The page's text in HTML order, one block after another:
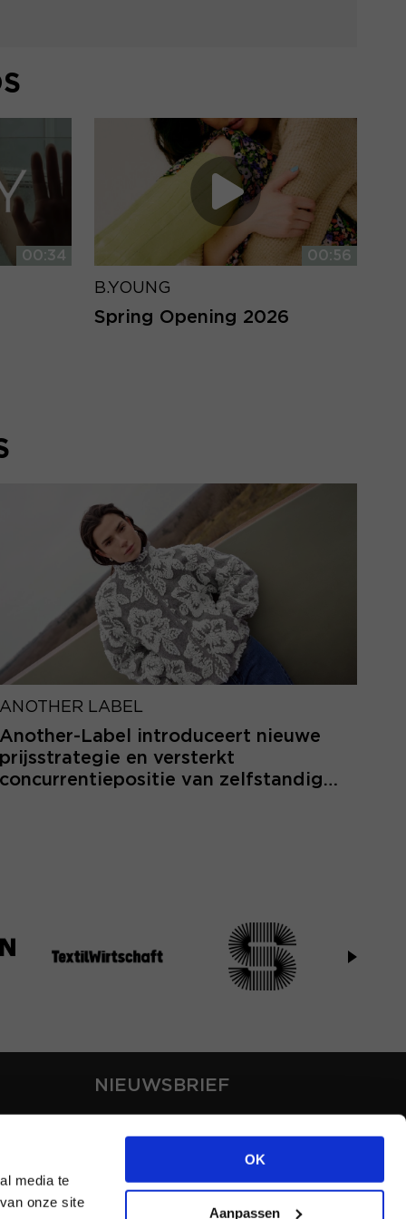
media te
onze site
OK
Aanpassen
00:34 00:56
B.YOUNG
Spring Opening 2026
ANOTHER LABEL
Another-Label introduceert nieuwe
prijsstrategie en versterkt
concurrentiepositie van zelfstandige
NIEUWSBRIEF
laatste nieuws via de